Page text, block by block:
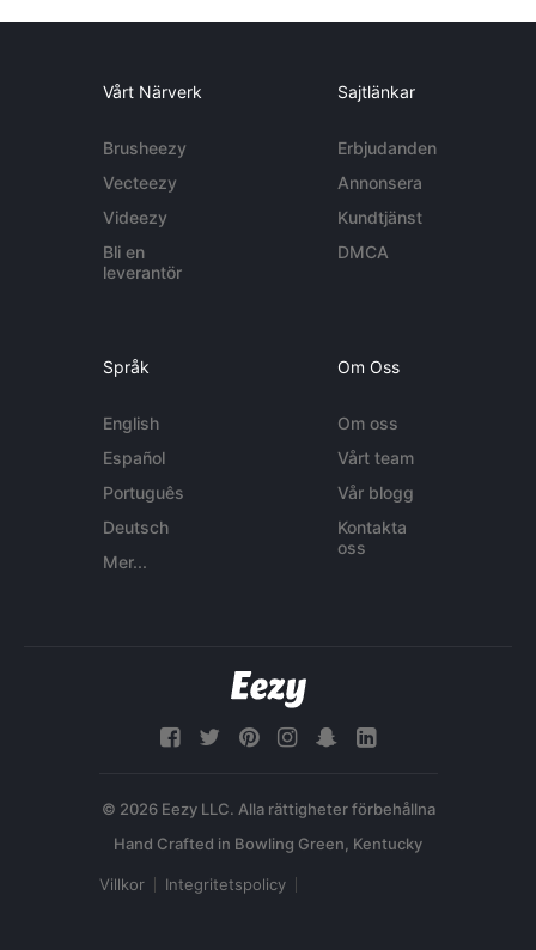
Vårt Närverk
Brusheezy
Vecteezy
Videezy
Bli en
leverantör
Sajtlänkar
Erbjudanden
Annonsera
Kundtjänst
DMCA
Språk
English
Español
Português
Deutsch
Mer...
Om Oss
Om oss
Vårt team
Vår blogg
Kontakta
oss
© 2026 Eezy LLC. Alla rättigheter förbehållna
Villkor Integritetspolicy